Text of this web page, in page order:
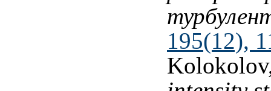
195(12),